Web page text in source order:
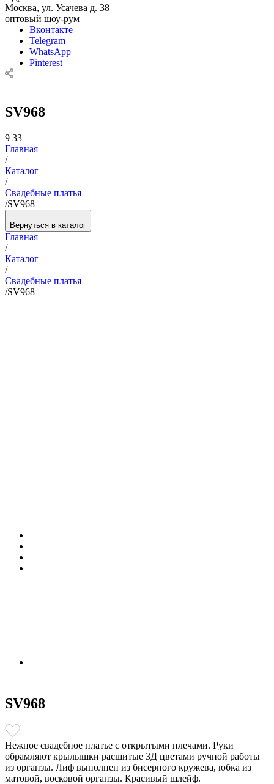
Москва, ул. Усачева д. 38
оптовый шоу-рум
Вконтакте
Telegram
WhatsApp
Pinterest
SV968
9 33
Главная
/
Каталог
/
Свадебные платья
/SV968
Вернуться в каталог
Главная
/
Каталог
/
Свадебные платья
/SV968
SV968
Нежное свадебное платье с открытыми плечами. Руки
обрамляют крылышки расшитые 3Д цветами ручной работы
из органзы. Лиф выполнен из бисерного кружева, юбка из
матовой, восковой органзы. Красивый шлейф.